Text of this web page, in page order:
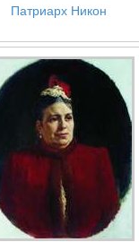
Патриарх Никон